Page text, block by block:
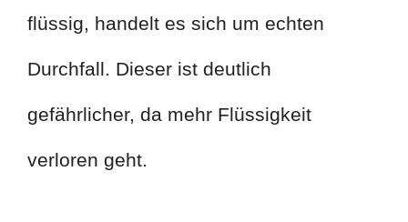
flüssig, handelt es sich um echten
Durchfall. Dieser ist deutlich
gefährlicher, da mehr Flüssigkeit
verloren geht.